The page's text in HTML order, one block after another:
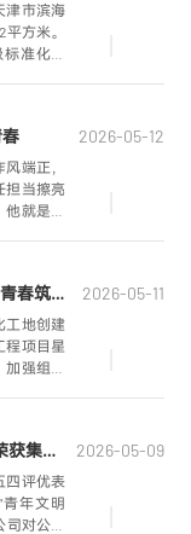
津市滨海
方米。
准化工
扎实的
“四星级
和卓越水
2026-05-12
端正，
担当擦亮
就是福
向“星”而行 | 惠州三期乙烯污水处理场项目：青春筑梦大亚湾 匠心打造星级工地 2026-05-11
工地创建
程项目星
强组织
青春建功 荣耀加冕——公司青年集体和个人荣获集团公司表彰 2026-05-09
四评优表
年文明
对公司